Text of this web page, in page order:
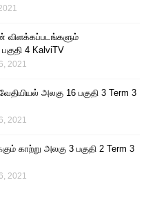
விளக்கப்படங்களும்
4 KalviTV
2021
அலகு 16 பகுதி 3 Term 3
2021
காற்று அலகு 3 பகுதி 2 Term 3
2021